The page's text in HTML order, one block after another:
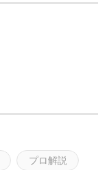
プロ解説